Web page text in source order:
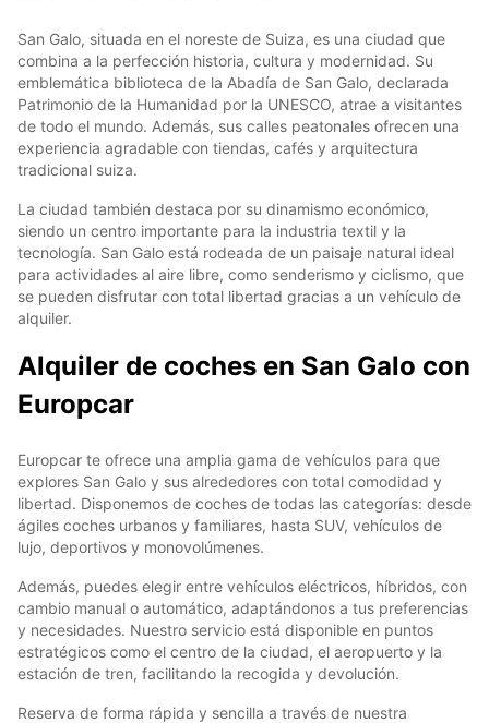
San Galo, situada en el noreste de Suiza, es una ciudad que
combina a la perfección historia, cultura y modernidad. Su
emblemática biblioteca de la Abadía de San Galo, declarada
Patrimonio de la Humanidad por la UNESCO, atrae a visitantes
de todo el mundo. Además, sus calles peatonales ofrecen una
experiencia agradable con tiendas, cafés y arquitectura
tradicional suiza.
La ciudad también destaca por su dinamismo económico,
siendo un centro importante para la industria textil y la
tecnología. San Galo está rodeada de un paisaje natural ideal
para actividades al aire libre, como senderismo y ciclismo, que
se pueden disfrutar con total libertad gracias a un vehículo de
alquiler.
Alquiler de coches en San Galo con
Europcar
Europcar te ofrece una amplia gama de vehículos para que
explores San Galo y sus alrededores con total comodidad y
libertad. Disponemos de coches de todas las categorías: desde
ágiles coches urbanos y familiares, hasta SUV, vehículos de
lujo, deportivos y monovolúmenes.
Además, puedes elegir entre vehículos eléctricos, híbridos, con
cambio manual o automático, adaptándonos a tus preferencias
y necesidades. Nuestro servicio está disponible en puntos
estratégicos como el centro de la ciudad, el aeropuerto y la
estación de tren, facilitando la recogida y devolución.
Reserva de forma rápida y sencilla a través de nuestra